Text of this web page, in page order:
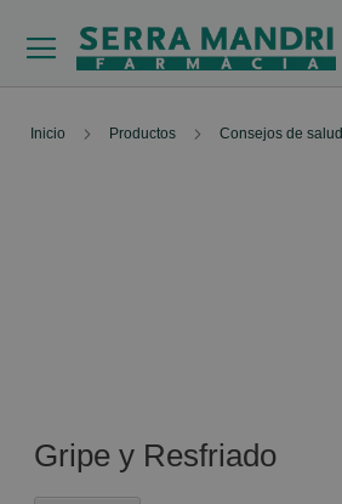
Inicio Productos Consejos de salud
Gripe y Resfriado